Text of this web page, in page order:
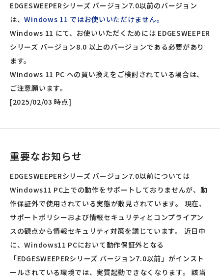
EDGESWEEPERシリーズ バージョン7.0以前のバージョン
は、Windows 11 ではお使いいただけません。
Windows 11 にて、お使いいただくためには EDGESWEEPER
シリーズ バージョン8.0 以上のバージョンである必要があり
ます。
Windows 11 PC への買い換えをご検討されている場合は、
ご注意願います。
[2025/02/03 時点]
重要なお知らせ
EDGESWEEPERシリーズ バージョン7.0以前については
Windows11 PC上での動作をサポートしておりませんが、動
作保証外で使用されている実態が散見されています。 現在、
サポートポリシーおよび情報セキュリティとコンプライアン
スの観点から情報セキュリティ対策を講じています。 近日中
に、Windows11 PCにおいて動作保証外となる
「EDGESWEEPERシリーズ バージョン7.0以前」がインスト
ールされている環境では、実質起動できなくなります。 該当